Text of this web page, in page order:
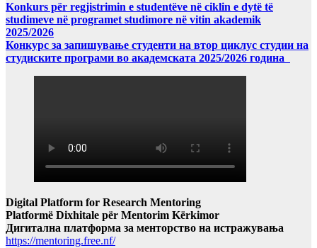
Konkurs për regjistrimin e studentëve në ciklin e dytë të
studimeve në programet studimore në vitin akademik
2025/2026
Конкурс за запишување студенти на втор циклус студии на
студиските програми во академската 2025/2026 година
Digital Platform for Research Mentoring
Platformë Dixhitale për Mentorim Kërkimor
Дигитална платформа за менторство на истражувања
https://mentoring.free.nf/